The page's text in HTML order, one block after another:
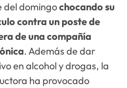
del domingochocando su
contra un poste de
de una compañía
. Además de dar
en alcohol y drogas, la
ha provocado